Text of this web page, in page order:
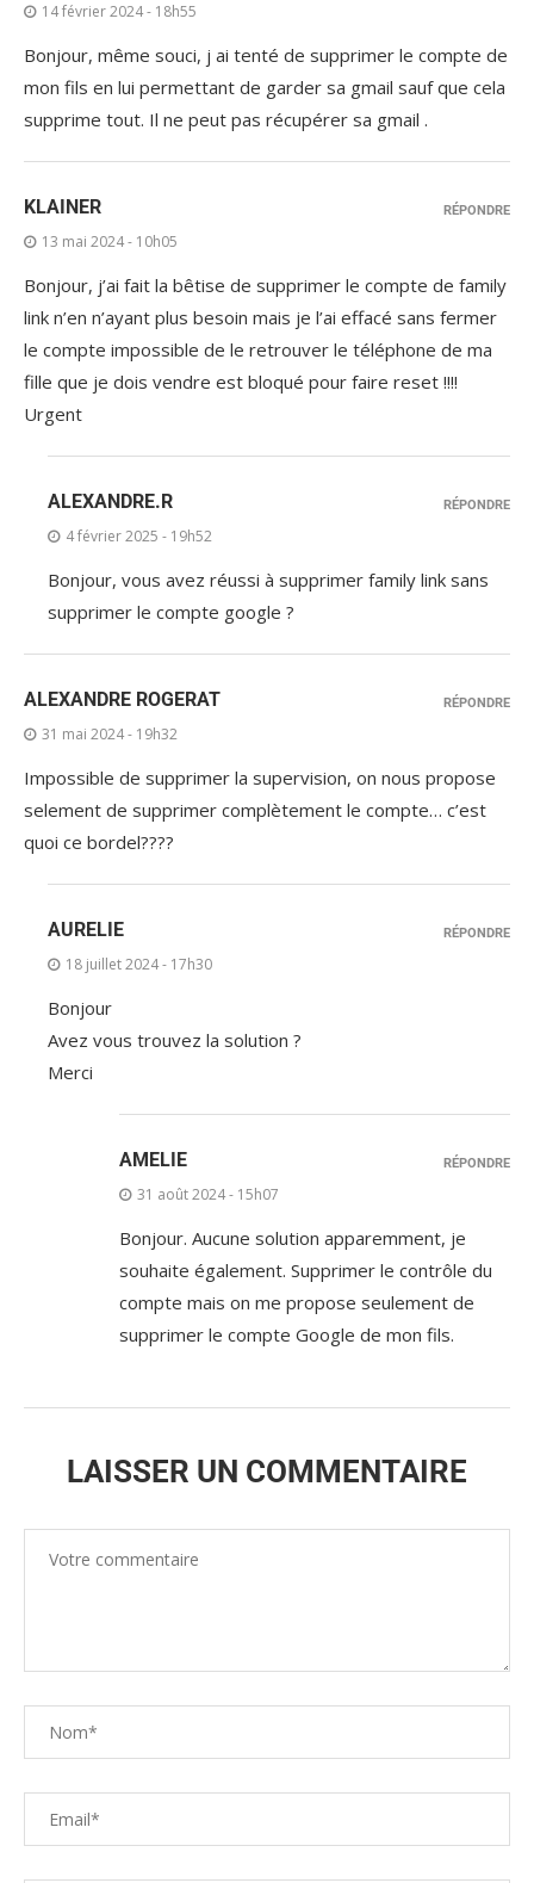
14 février 2024 - 18h55
Bonjour, même souci, j ai tenté de supprimer le compte de
mon fils en lui permettant de garder sa gmail sauf que cela
supprime tout. Il ne peut pas récupérer sa gmail .
KLAINER
13 mai 2024 - 10h05
Bonjour, j’ai fait la bêtise de supprimer le compte de family
link n’en n’ayant plus besoin mais je l’ai effacé sans fermer
le compte impossible de le retrouver le téléphone de ma
fille que je dois vendre est bloqué pour faire reset !!!!
Urgent
RÉPONDRE
ALEXANDRE.R
4 février 2025 - 19h52
Bonjour, vous avez réussi à supprimer family link sans
supprimer le compte google ?
RÉPONDRE
ALEXANDRE ROGERAT
31 mai 2024 - 19h32
Impossible de supprimer la supervision, on nous propose
selement de supprimer complètement le compte… c’est
quoi ce bordel????
RÉPONDRE
AURELIE
18 juillet 2024 - 17h30
Bonjour
Avez vous trouvez la solution ?
Merci
RÉPONDRE
AMELIE
31 août 2024 - 15h07
Bonjour. Aucune solution apparemment, je
souhaite également. Supprimer le contrôle du
compte mais on me propose seulement de
supprimer le compte Google de mon fils.
RÉPONDRE
LAISSER UN COMMENTAIRE